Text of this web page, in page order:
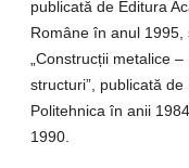
publicată de Editura
Române în anul 1995,
„Construcții metalice –
structuri”, publicată de
Politehnica în anii
1990.